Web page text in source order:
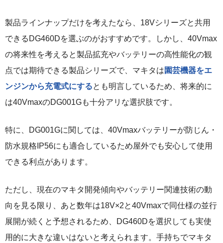
製品ラインナップだけを考えたなら、18Vシリーズと共用
できるDG460Dを選ぶのがおすすめです。しかし、40Vmax
の将来性を考えると製品拡充やバッテリーの高性能化の観
点では期待できる製品シリーズで、マキタは園芸機器をエ
ンジンから充電式にするとも明言しているため、将来的に
は40VmaxのDG001Gも十分アリな選択肢です。
特に、DG001Gに関しては、40Vmaxバッテリーが防じん・
防水規格IP56にも適合しているため屋外でも安心して使用
できる利点があります。
ただし、現在のマキタ開発傾向やバッテリー関連技術の動
向を見る限り、あと数年は18V×2と40Vmaxで同仕様の並行
展開が続くと予想されるため、DG460Dを選択しても実使
用的に大きな違いはないと考えられます。手持ちでマキタ